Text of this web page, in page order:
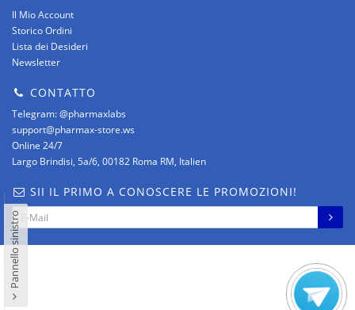
Il Mio Account
Storico Ordini
Lista dei Desideri
Newsletter
CONTATTO
Telegram: @pharmaxlabs
support@pharmax-store.ws
Online 24/7
Largo Brindisi, 5a/6, 00182 Roma RM, Italien
SII IL PRIMO A CONOSCERE LE PROMOZIONI!
pharmax-it.com © -2 – 2026
Pannello sinistro